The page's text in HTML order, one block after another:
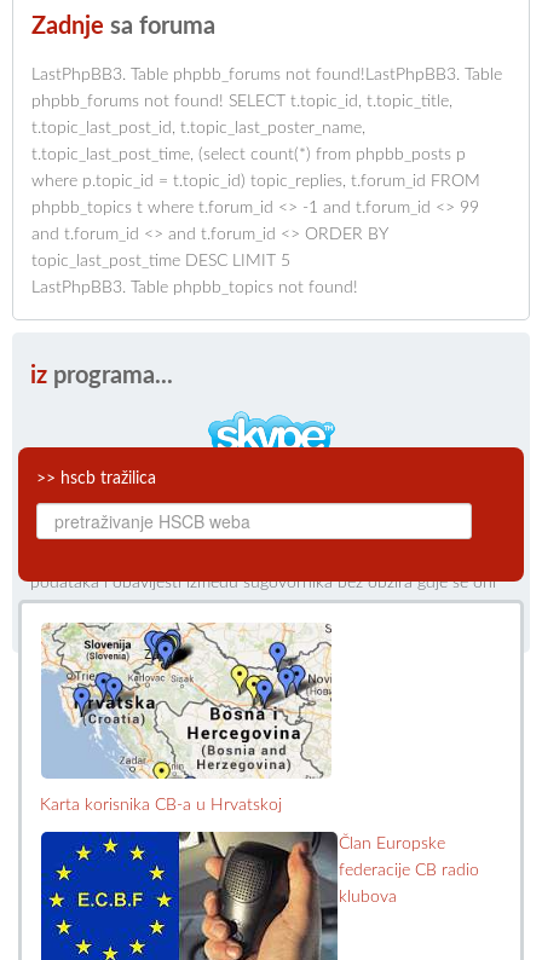
Zadnje sa foruma
LastPhpBB3. Table phpbb_forums not found!LastPhpBB3. Table
phpbb_forums not found! SELECT t.topic_id, t.topic_title,
t.topic_last_post_id, t.topic_last_poster_name,
t.topic_last_post_time, (select count(*) from phpbb_posts p
where p.topic_id = t.topic_id) topic_replies, t.forum_id FROM
phpbb_topics t where t.forum_id <> -1 and t.forum_id <> 99
and t.forum_id <> and t.forum_id <> ORDER BY
topic_last_post_time DESC LIMIT 5
LastPhpBB3. Table phpbb_topics not found!
iz programa...
Skype je software koji korisnicima omogućuje brzu i
podataka i obavijesti između sugovornika bez obzira gdje se oni
>> hscb tražilica
Karta korisnika CB-a u Hrvatskoj
Član Europske
federacije CB radio
klubova